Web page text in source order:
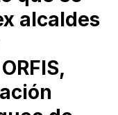
alcaldes